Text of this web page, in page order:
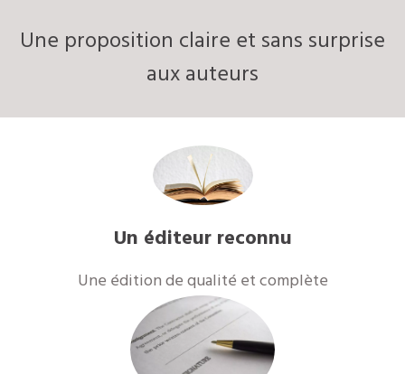
Une proposition claire et sans surprise
aux auteurs
Un éditeur reconnu
Une édition de qualité et complète